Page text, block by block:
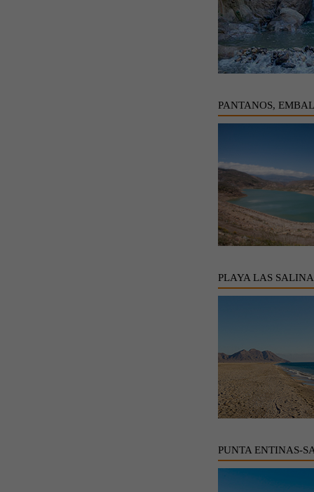
PANTANOS,
PLAYA LAS
PUNTA ENTINAS-